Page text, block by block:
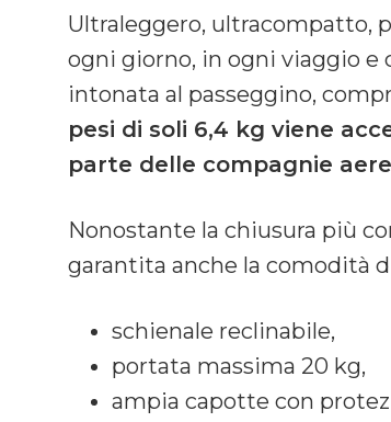
Ultraleggero, ultracompatto,
ogni giorno, in ogni viaggio e
intonata al passeggino,
pesi di soli 6,4 kg viene
parte delle compagnie
Nonostante la chiusura più
garantita anche la comodità
schienale reclinabile,
portata massima 20 kg,
ampia capotte con